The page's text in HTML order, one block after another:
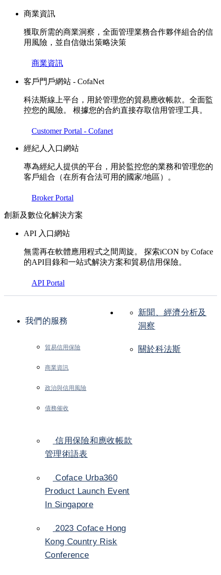
商業資訊
獲取所需的商業洞察，全面管理業務合作夥伴組合的信
用風險，並自信做出策略決策
商業資訊
客戶門戶網站 - CofaNet
科法斯線上平台，用於管理您的貿易應收帳款。全面監
控您的風險。 根據您的合約直接存取信用管理工具。
Customer Portal - Cofanet
經紀人入口網站
專為經紀人提供的平台，用於監控您的業務和管理您的
客戶組合（在所有合法可用的國家/地區）。
Broker Portal
創新及數位化解決方案
API 入口網站
無需再在軟體應用程式之間周旋。 探索iCON by Coface
的API目錄和一站式解決方案和貿易信用保險。
API Portal
我們的服務
貿易信用保險
商業資訊
政治與信用風險
債務催收
新聞、經濟分析及
洞察
關於科法斯
信用保險和應收帳款
管理術語表
Coface Urba360
Product Launch Event
In Singapore
2023 Coface Hong
Kong Country Risk
Conference